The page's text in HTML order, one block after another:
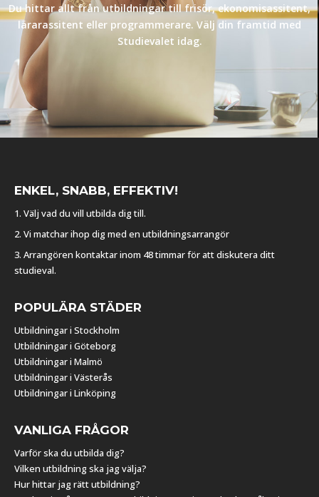
Du hittar allt från utbildningar till frisör, ekonomisassitent,
lärarassitent eller programmerare. Välj din framtid med
Studievalet idag.
ENKEL, SNABB, EFFEKTIV!
1. Välj vad du vill utbilda dig till.
2. Vi matchar ihop dig med en utbildningsarrangör
3. Arrangören kontaktar inom 48 timmar för att diskutera ditt
studieval.
POPULÄRA STÄDER
Utbildningar i Stockholm
Utbildningar i Göteborg
Utbildningar i Malmö
Utbildningar i Västerås
Utbildningar i Linköping
VANLIGA FRÅGOR
Varför ska du utbilda dig?
Vilken utbildning ska jag välja?
Hur hittar jag rätt utbildning?